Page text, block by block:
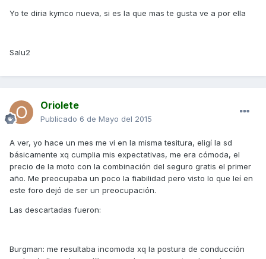
Yo te diria kymco nueva, si es la que mas te gusta ve a por ella
Salu2
Oriolete
Publicado 6 de Mayo del 2015
A ver, yo hace un mes me vi en la misma tesitura, eligí la sd
básicamente xq cumplia mis expectativas, me era cómoda, el
precio de la moto con la combinación del seguro gratis el primer
año. Me preocupaba un poco la fiabilidad pero visto lo que leí en
este foro dejó de ser un preocupación.
Las descartadas fueron:
Burgman: me resultaba incomoda xq la postura de conducción